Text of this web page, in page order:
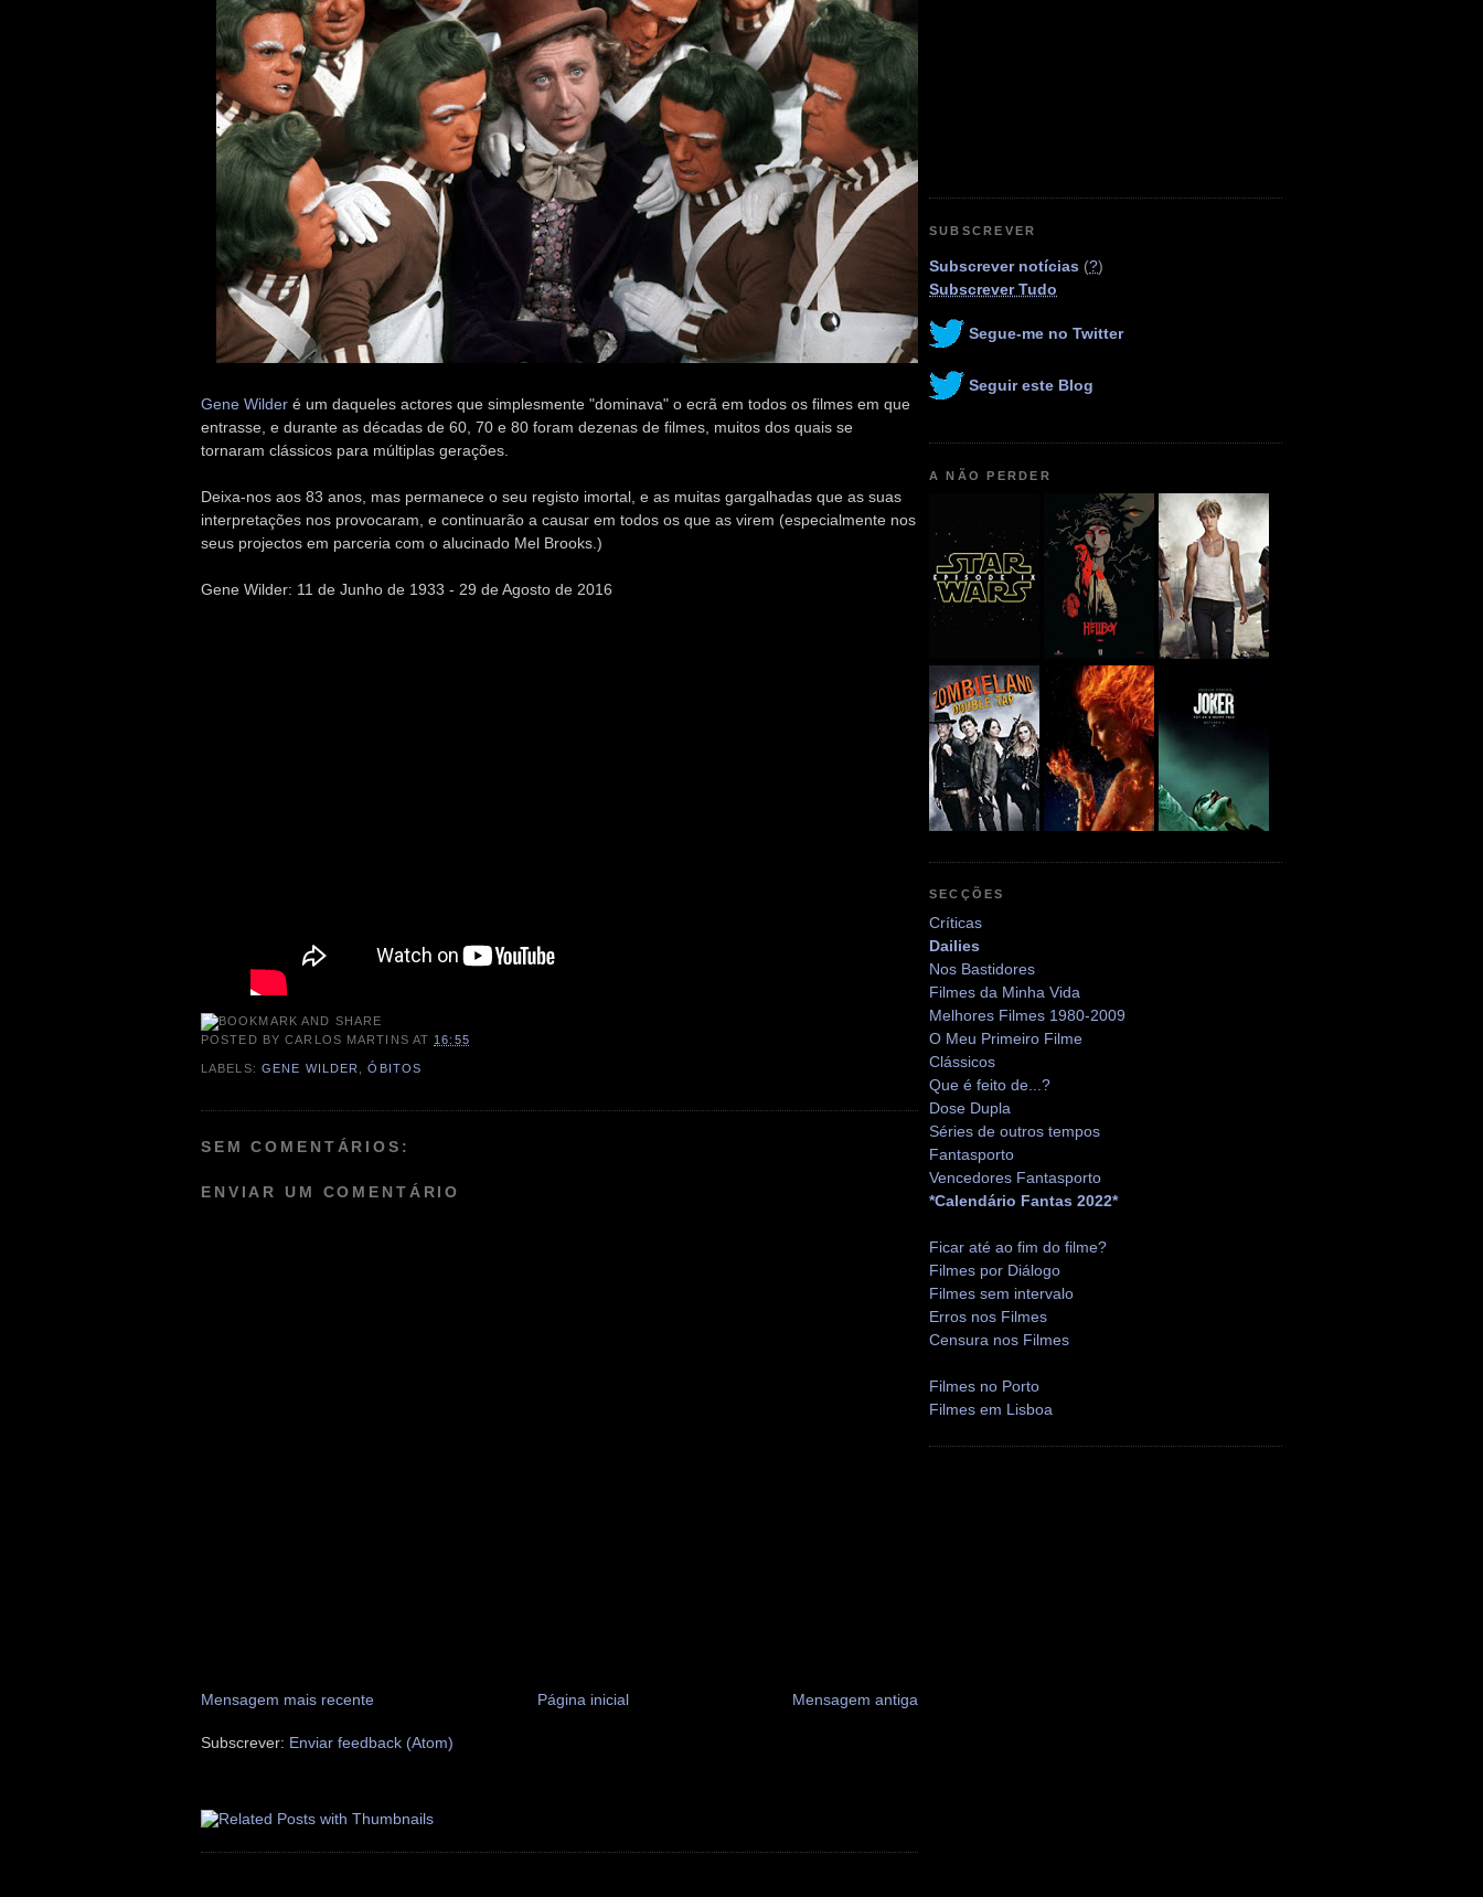
Gene Wilder é um daqueles actores que simplesmente "dominava" o ecrã em todos os filmes em que
entrasse, e durante as décadas de 60, 70 e 80 foram dezenas de filmes, muitos dos quais se
tornaram clássicos para múltiplas gerações.
Deixa-nos aos 83 anos, mas permanece o seu registo imortal, e as muitas gargalhadas que as suas
interpretações nos provocaram, e continuarão a causar em todos os que as virem (especialmente nos
seus projectos em parceria com o alucinado Mel Brooks.)
Gene Wilder: 11 de Junho de 1933 - 29 de Agosto de 2016
POSTED BYCARLOS MARTINS AT 16:55
LABELS: GENE WILDER ,ÓBITOS
SEM COMENTÁRIOS:
ENVIAR UM COMENTÁRIO
Mensagem mais recente Mensagem antiga
Página inicial
Subscrever: Enviar feedback (Atom)
SUBSCREVER
Subscrever notícias (?)
Subscrever Tudo
Segue-me no Twitter
Seguir este Blog
A NÃO PERDER
SECÇÕES
Críticas
Dailies
Nos Bastidores
Filmes da Minha Vida
Melhores Filmes 1980-2009
O Meu Primeiro Filme
Clássicos
Que é feito de...?
Dose Dupla
Séries de outros tempos
Fantasporto
Vencedores Fantasporto
*Calendário Fantas 2022*
Ficar até ao fim do filme?
Filmes por Diálogo
Filmes sem intervalo
Erros nos Filmes
Censura nos Filmes
Filmes no Porto
Filmes em Lisboa